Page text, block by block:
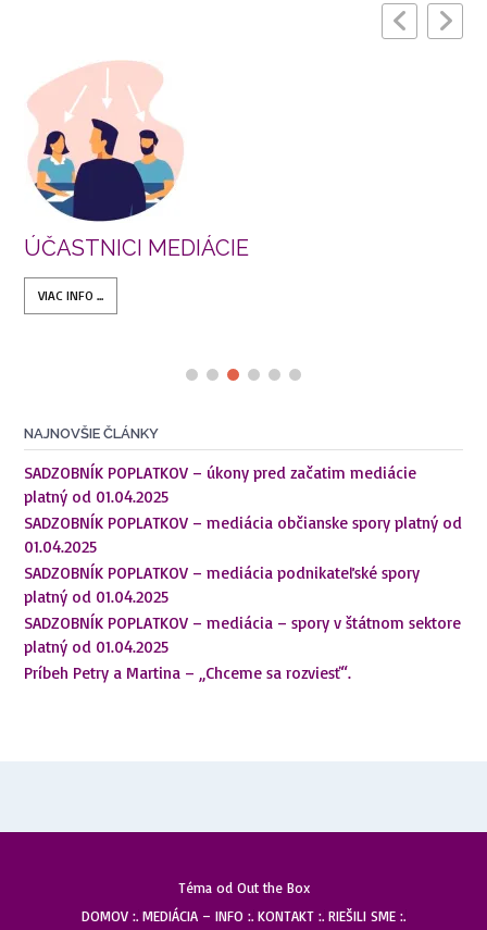
ÚČASTNICI MEDIÁCIE
VIAC INFO ...
NAJNOVŠIE ČLÁNKY
SADZOBNÍK POPLATKOV – úkony pred začatim mediácie
platný od 01.04.2025
SADZOBNÍK POPLATKOV – mediácia občianske spory platný od
01.04.2025
SADZOBNÍK POPLATKOV – mediácia podnikateľské spory
platný od 01.04.2025
SADZOBNÍK POPLATKOV – mediácia – spory v štátnom sektore
platný od 01.04.2025
Príbeh Petry a Martina – „Chceme sa rozviesť“.
Téma od Out the Box
DOMOV :. MEDIÁCIA – INFO :. KONTAKT :. RIEŠILI SME :.